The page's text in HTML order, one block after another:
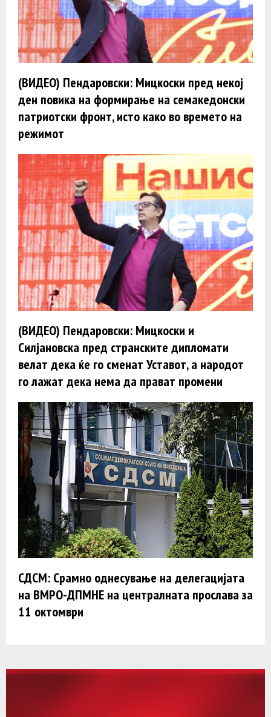
(ВИДЕО) Пендаровски: Мицкоски пред некој
ден повика на формирање на семакедонски
патриотски фронт, исто како во времето на
режимот
(ВИДЕО) Пендаровски: Мицкоски и
Силјановска пред странските дипломати
велат дека ќе го сменат Уставот, а народот
го лажат дека нема да прават промени
СДСМ: Срамно однесување на делегацијата
на ВМРО-ДПМНЕ на централната прослава за
11 октомври